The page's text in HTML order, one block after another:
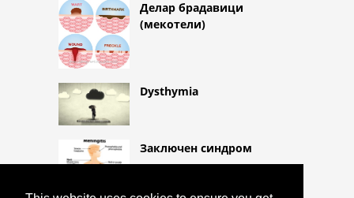
Делар брадавици
(мекотели)
Dysthymia
Заключен синдром